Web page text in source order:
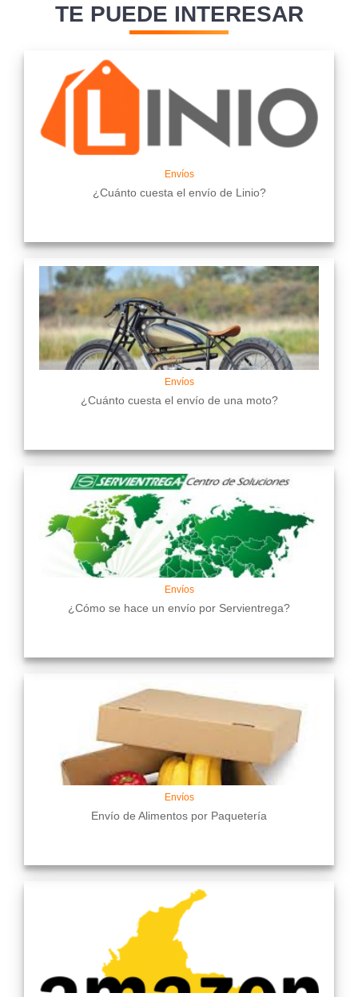
TE PUEDE INTERESAR
Envíos
¿Cuánto cuesta el envío de Linio?
Envíos
¿Cuánto cuesta el envío de una moto?
Envíos
¿Cómo se hace un envío por Servientrega?
Envíos
Envío de Alimentos por Paquetería